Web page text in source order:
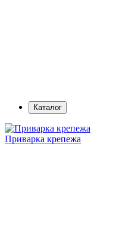
Каталог
Приварка крепежа